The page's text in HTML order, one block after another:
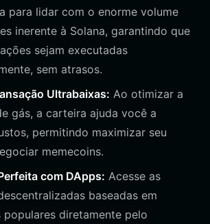
para lidar com o enorme volume
inerente à Solana, garantindo que
sejam executadas
sem atrasos.
Ultrabaixas: Ao otimizar a
gás, a carteira ajuda você a
permitindo maximizar seu
memecoins.
com DApps: Acesse as
baseadas em
populares diretamente pelo